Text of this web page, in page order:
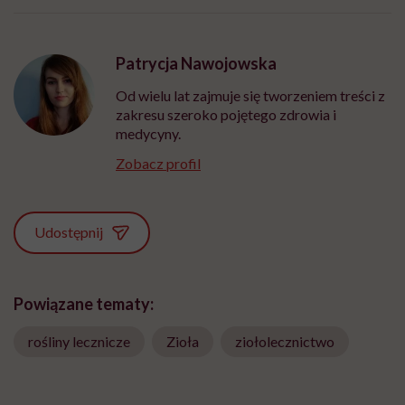
Patrycja Nawojowska
Od wielu lat zajmuje się tworzeniem treści z
zakresu szeroko pojętego zdrowia i
medycyny.
Zobacz profil
Udostępnij
Powiązane tematy:
rośliny lecznicze Zioła ziołolecznictwo